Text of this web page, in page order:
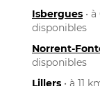
Isbergues •
disponibles
Norrent-
disponibles
Lillers • à 11